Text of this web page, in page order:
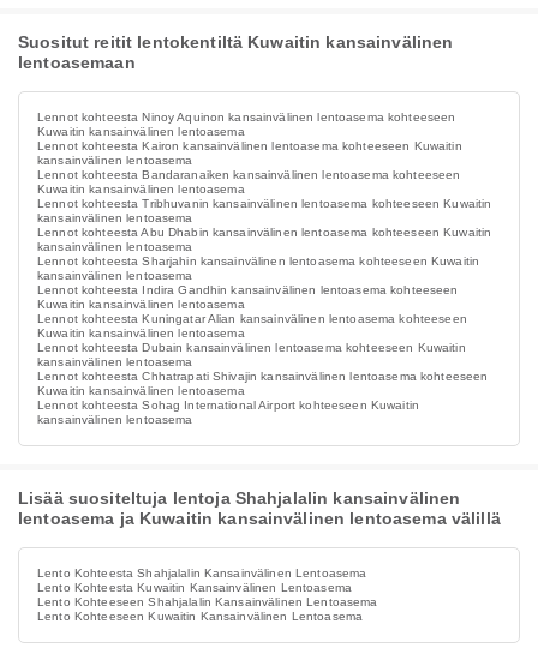
Suositut reitit lentokentiltä Kuwaitin kansainvälinen
lentoasemaan
Lennot kohteesta Ninoy Aquinon kansainvälinen lentoasema kohteeseen
Kuwaitin kansainvälinen lentoasema
Lennot kohteesta Kairon kansainvälinen lentoasema kohteeseen Kuwaitin
kansainvälinen lentoasema
Lennot kohteesta Bandaranaiken kansainvälinen lentoasema kohteeseen
Kuwaitin kansainvälinen lentoasema
Lennot kohteesta Tribhuvanin kansainvälinen lentoasema kohteeseen Kuwaitin
kansainvälinen lentoasema
Lennot kohteesta Abu Dhabin kansainvälinen lentoasema kohteeseen Kuwaitin
kansainvälinen lentoasema
Lennot kohteesta Sharjahin kansainvälinen lentoasema kohteeseen Kuwaitin
kansainvälinen lentoasema
Lennot kohteesta Indira Gandhin kansainvälinen lentoasema kohteeseen
Kuwaitin kansainvälinen lentoasema
Lennot kohteesta Kuningatar Alian kansainvälinen lentoasema kohteeseen
Kuwaitin kansainvälinen lentoasema
Lennot kohteesta Dubain kansainvälinen lentoasema kohteeseen Kuwaitin
kansainvälinen lentoasema
Lennot kohteesta Chhatrapati Shivajin kansainvälinen lentoasema kohteeseen
Kuwaitin kansainvälinen lentoasema
Lennot kohteesta Sohag International Airport kohteeseen Kuwaitin
kansainvälinen lentoasema
Lisää suositeltuja lentoja Shahjalalin kansainvälinen
lentoasema ja Kuwaitin kansainvälinen lentoasema välillä
Lento Kohteesta Shahjalalin Kansainvälinen Lentoasema
Lento Kohteesta Kuwaitin Kansainvälinen Lentoasema
Lento Kohteeseen Shahjalalin Kansainvälinen Lentoasema
Lento Kohteeseen Kuwaitin Kansainvälinen Lentoasema